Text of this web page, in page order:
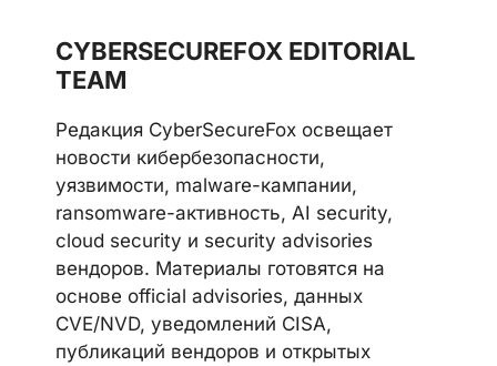
CYBERSECUREFOX EDITORIAL
TEAM
Редакция CyberSecureFox освещает
новости кибербезопасности,
уязвимости, malware-кампании,
ransomware-активность, AI security,
cloud security и security advisories
вендоров. Материалы готовятся на
основе official advisories, данных
CVE/NVD, уведомлений CISA,
публикаций вендоров и открытых